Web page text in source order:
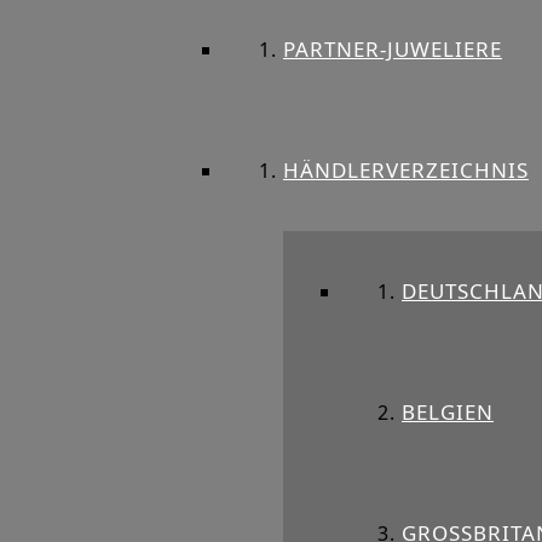
PARTNER-JUWELIERE
HÄNDLERVERZEICHNIS
BELGIEN